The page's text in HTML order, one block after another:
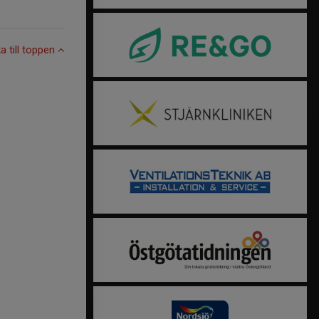
till toppen